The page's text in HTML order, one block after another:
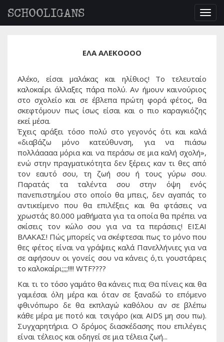
SCHOOLIGANS
ΕΛΑ ΑΛΕΚΟΟΟΟ
Αλέκο, είσαι μαλάκας και ηλίθιος! Το τελευταίο
καλοκαίρι άλλαξες πάρα πολύ. Αν ήμουν καινούριος
στο σχολείο και σε έβλεπα πρώτη φορά φέτος, θα
σκεφτόμουν πως ίσως είσαι και ο πιο καραγκιόζης
εκεί μέσα.
Έχεις αράξει τόσο πολύ στο γεγονός ότι και καλά
«διαβάζω μόνο κατεύθυνση, για να πιάσω
πολλάαααα μόρια και να περάσω σε μια καλή σχολή»,
ενώ στην πραγματικότητα δεν ξέρεις καν τι θες από
τον εαυτό σου, τη ζωή σου ή τους γύρω σου.
Παρατάς τα ταλέντα σου στην όψη ενός
πανεπιστημίου στο οποίο θα μπεις, δεν αγαπάς το
αντικείμενο που θα επιλέξεις και θα φτάσεις να
χρωστάς 80.000 μαθήματα για τα οποία θα πρέπει να
σκίσεις τον κώλο σου για να τα περάσεις! ΕΙΣΑΙ
ΒΛΑΚΑΣ! Πώς μπορείς να σκέφτεσαι πως το μόνο που
θες φέτος είναι να γράψεις καλά Πανελλήνιες για να
σε αφήσουν οι γονείς σου να κάνεις ό,τι γουστάρεις
το καλοκαίρι;;;;!!!! WTF????
Και τι το τόσο γαμάτο θα κάνεις πια; Θα πίνεις και θα
γαμιέσαι όλη μέρα και όταν σε ξαναδώ το επόμενο
φθινόπωρο δε θα εκπλαγώ καθόλου αν σε βλέπω
κάθε μέρα με ποτό και τσιγάρο (και AIDS μη σου πω).
Συγχαρητήρια. Ο δρόμος διασκέδασης που επιλέγεις
είναι τέλειος και οδηγεί σε μια τέλεια ζωή...